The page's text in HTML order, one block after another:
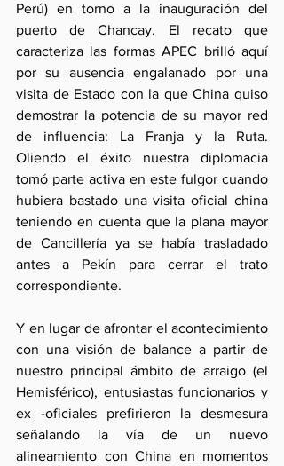
Perú) en torno a la inauguración del
puerto de Chancay. El recato que
caracteriza las formas APEC brilló aquí
por su ausencia engalanado por una
visita de Estado con la que China quiso
demostrar la potencia de su mayor red
de influencia: La Franja y la Ruta.
Oliendo el éxito nuestra diplomacia
tomó parte activa en este fulgor cuando
hubiera bastado una visita oficial china
teniendo en cuenta que la plana mayor
de Cancillería ya se había trasladado
antes a Pekín para cerrar el trato
correspondiente.
Y en lugar de afrontar el acontecimiento
con una visión de balance a partir de
nuestro principal ámbito de arraigo (el
Hemisférico), entusiastas funcionarios y
ex -oficiales prefirieron la desmesura
señalando la vía de un nuevo
alineamiento con China en momentos